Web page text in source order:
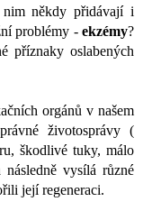
někdy přidávají i
problémy - ekzémy?
příznaky oslabených
orgánů v našem
životosprávy (
škodlivé tuky, málo
následně vysílá různé
její regeneraci.